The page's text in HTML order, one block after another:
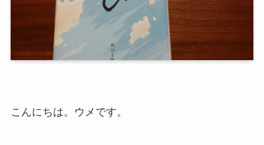
こんにちは。ウメです。